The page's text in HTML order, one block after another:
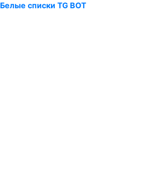
Белые списки TG BOT